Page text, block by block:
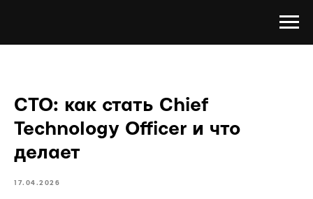
CTO: как стать Chief
Technology Officer и что
делает
17.04.2026